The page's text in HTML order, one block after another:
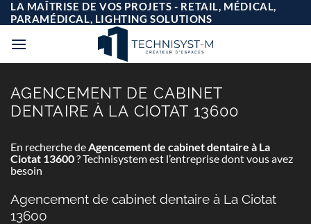
Passer
au
contenu
LA MAÎTRISE DE VOS PROJETS - RETAIL, MÉDICAL,
PARAMÉDICAL, LIGHTING SOLUTIONS
AGENCEMENT DE CABINET
DENTAIRE À LA CIOTAT 13600
En recherche deAgencement de cabinet dentaire à La
Ciotat 13600? Technisystem est l’entreprise dont vous avez
besoin
Agencement de cabinet dentaire à La Ciotat
13600